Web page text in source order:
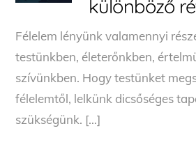
különböző
Félelem lényünk valamennyi
testünkben, életerőnkben,
szívünkben. Hogy testünket
félelemtől, lelkünk dicsőséges
szükségünk. […]